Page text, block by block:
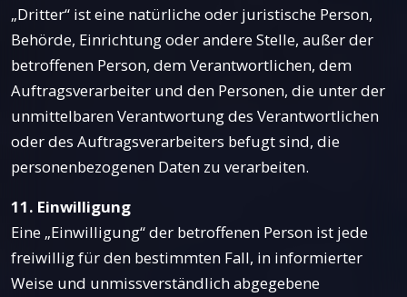
„Dritter“ ist eine natürliche oder juristische Person,
Behörde, Einrichtung oder andere Stelle, außer der
betroffenen Person, dem Verantwortlichen, dem
Auftragsverarbeiter und den Personen, die unter der
unmittelbaren Verantwortung des Verantwortlichen
oder des Auftragsverarbeiters befugt sind, die
personenbezogenen Daten zu verarbeiten.
11. Einwilligung
Eine „Einwilligung“ der betroffenen Person ist jede
freiwillig für den bestimmten Fall, in informierter
Weise und unmissverständlich abgegebene